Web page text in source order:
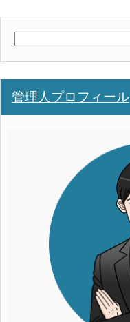
管理人プロフィール